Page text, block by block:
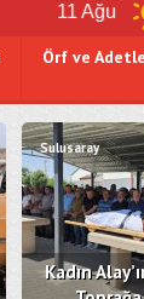
Örf ve
Sulusaray
Kadın